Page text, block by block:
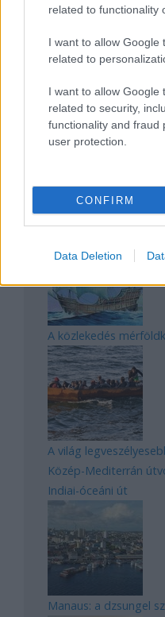
related to functionality
I want to allow Google
related to
I want to allow Google
related to security,
functionality and fraud
user protection.
CONFIRM
Data Deletion
Irak nagy dobása: új
A közlekedés
A világ
Közép-Mediterrán
Indiai-óceáni út
Manaus: a dzsungel